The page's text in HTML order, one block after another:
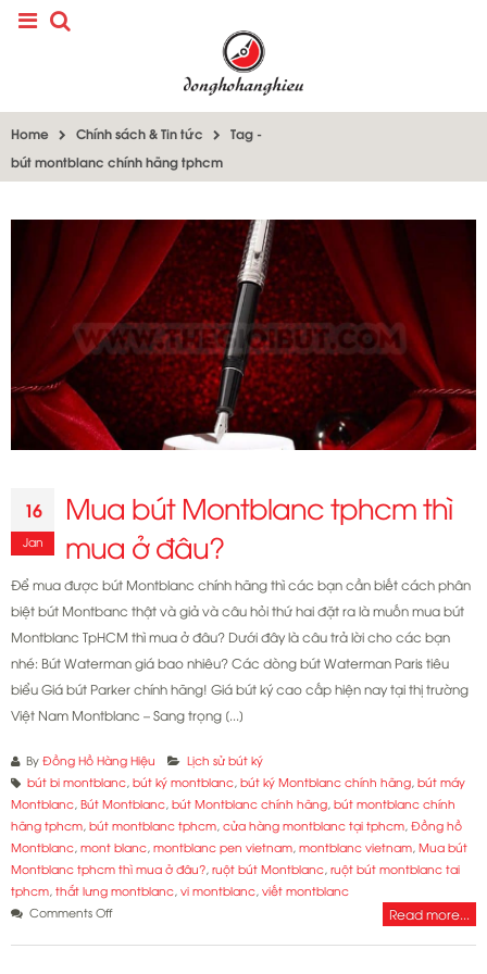
Home Chính sách & Tin tức
Tag -
bút montblanc chính hãng tphcm
16
Jan
Mua bút Montblanc tphcm thì
mua ở đâu?
Để mua được bút Montblanc chính hãng thì các bạn cần biết cách phân
biệt bút Montbanc thật và giả và câu hỏi thứ hai đặt ra là muốn mua bút
Montblanc TpHCM thì mua ở đâu? Dưới đây là câu trả lời cho các bạn
nhé: Bút Waterman giá bao nhiêu? Các dòng bút Waterman Paris tiêu
biểu Giá bút Parker chính hãng! Giá bút ký cao cấp hiện nay tại thị trường
Việt Nam Montblanc – Sang trọng [...]
By Đồng Hồ Hàng Hiệu
Lịch sử bút ký
bút bi montblanc, bút ký montblanc, bút ký Montblanc chính hãng, bút máy
Montblanc, Bút Montblanc, bút Montblanc chính hãng, bút montblanc chính
hãng tphcm, bút montblanc tphcm, cửa hàng montblanc tại tphcm, Đồng hồ
Montblanc, mont blanc, montblanc pen vietnam, montblanc vietnam, Mua bút
Montblanc tphcm thì mua ở đâu?, ruột bút Montblanc, ruột bút montblanc tai
tphcm, thắt lưng montblanc, vi montblanc, viết montblanc
Comments Offon
Read more...